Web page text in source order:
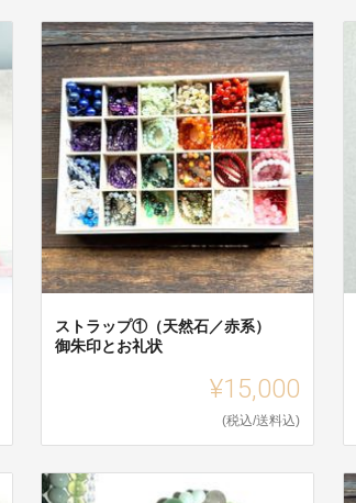
ストラップ①（天然石／赤系）
御朱印とお礼状
¥15,000
(税込/送料込)